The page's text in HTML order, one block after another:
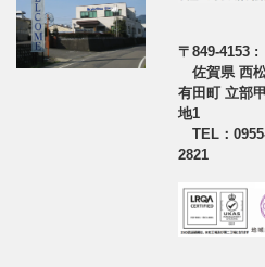
〒849-4153 :
佐賀県 西
有田町 立部
地1
TEL：
2821